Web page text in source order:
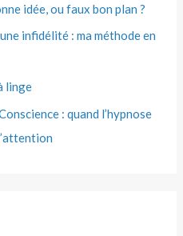
idée, ou faux bon plan ?
infidélité : ma méthode en
linge
: quand l’hypnose